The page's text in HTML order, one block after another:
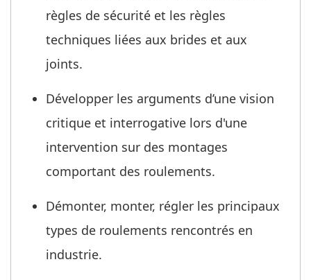
règles de sécurité et les règles
techniques liées aux brides et aux
joints.
Développer les arguments d’une vision
critique et interrogative lors d'une
intervention sur des montages
comportant des roulements.
Démonter, monter, régler les principaux
types de roulements rencontrés en
industrie.